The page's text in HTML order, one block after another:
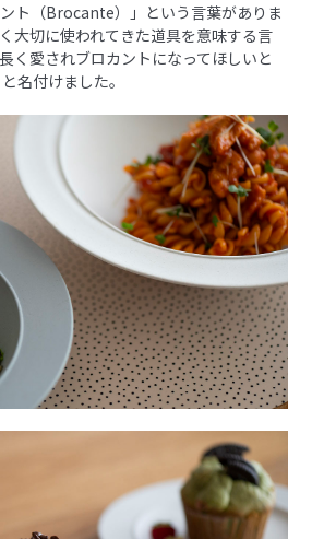
ト（Brocante）」という言葉がありま
大切に使われてきた道具を意味する言
く愛されブロカントになってほしいと
名付けました。